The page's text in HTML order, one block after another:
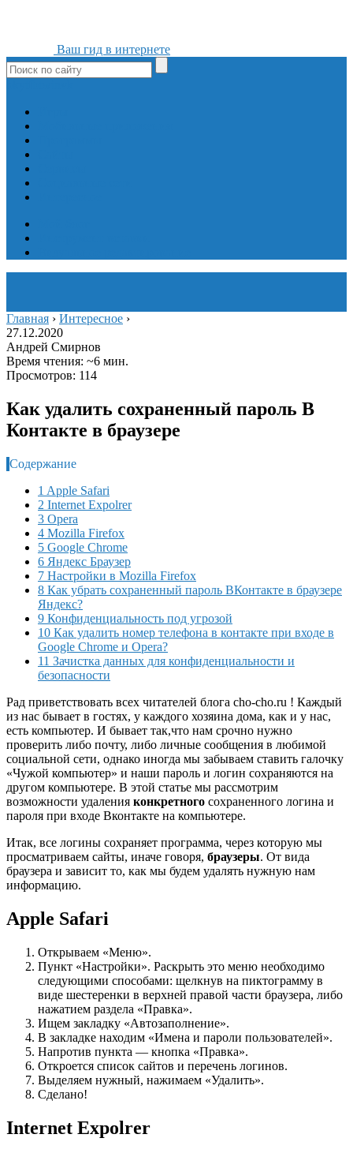
Ваш гид в интернете
Главная › Интересное ›
27.12.2020
Андрей Смирнов
Время чтения: ~6 мин.
Просмотров: 114
Как удалить сохраненный пароль В
Контакте в браузере
Содержание
1 Apple Safari
2 Internet Expolrer
3 Opera
4 Mozilla Firefox
5 Google Chrome
6 Яндекс Браузер
7 Настройки в Mozilla Firefox
8 Как убрать сохраненный пароль ВКонтакте в браузере
Яндекс?
9 Конфиденциальность под угрозой
10 Как удалить номер телефона в контакте при входе в
Google Chrome и Opera?
11 Зачистка данных для конфиденциальности и
безопасности
Рад приветствовать всех читателей блога cho-cho.ru ! Каждый
из нас бывает в гостях, у каждого хозяина дома, как и у нас,
есть компьютер. И бывает так,что нам срочно нужно
проверить либо почту, либо личные сообщения в любимой
социальной сети, однако иногда мы забываем ставить галочку
«Чужой компьютер» и наши пароль и логин сохраняются на
другом компьютере. В этой статье мы рассмотрим
возможности удаления конкретного сохраненного логина и
пароля при входе Вконтакте на компьютере.
Итак, все логины сохраняет программа, через которую мы
просматриваем сайты, иначе говоря, браузеры. От вида
браузера и зависит то, как мы будем удалять нужную нам
информацию.
Apple Safari
Открываем «Меню».
Пункт «Настройки». Раскрыть это меню необходимо
следующими способами: щелкнув на пиктограмму в
виде шестеренки в верхней правой части браузера, либо
нажатием раздела «Правка».
Ищем закладку «Автозаполнение».
В закладке находим «Имена и пароли пользователей».
Напротив пункта — кнопка «Правка».
Откроется список сайтов и перечень логинов.
Выделяем нужный, нажимаем «Удалить».
Сделано!
Internet Expolrer